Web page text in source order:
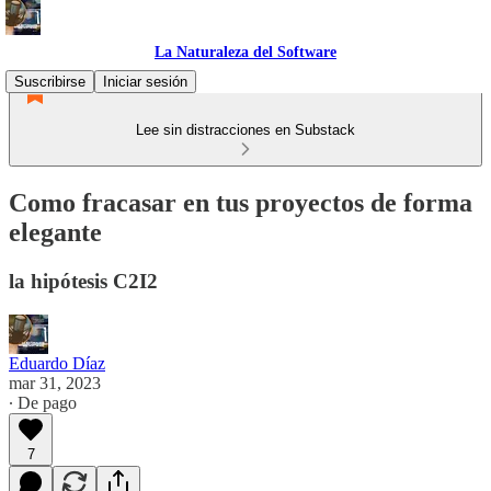
La Naturaleza del Software
Suscribirse
Iniciar sesión
Lee sin distracciones en Substack
Como fracasar en tus proyectos de forma
elegante
la hipótesis C2I2
Eduardo Díaz
mar 31, 2023
∙ De pago
7